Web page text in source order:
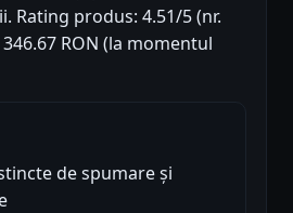
Rating produs: 4.51/5 (nr.
RON (la momentul
de spumare și